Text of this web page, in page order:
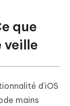
que
veille
d'iOS
mains